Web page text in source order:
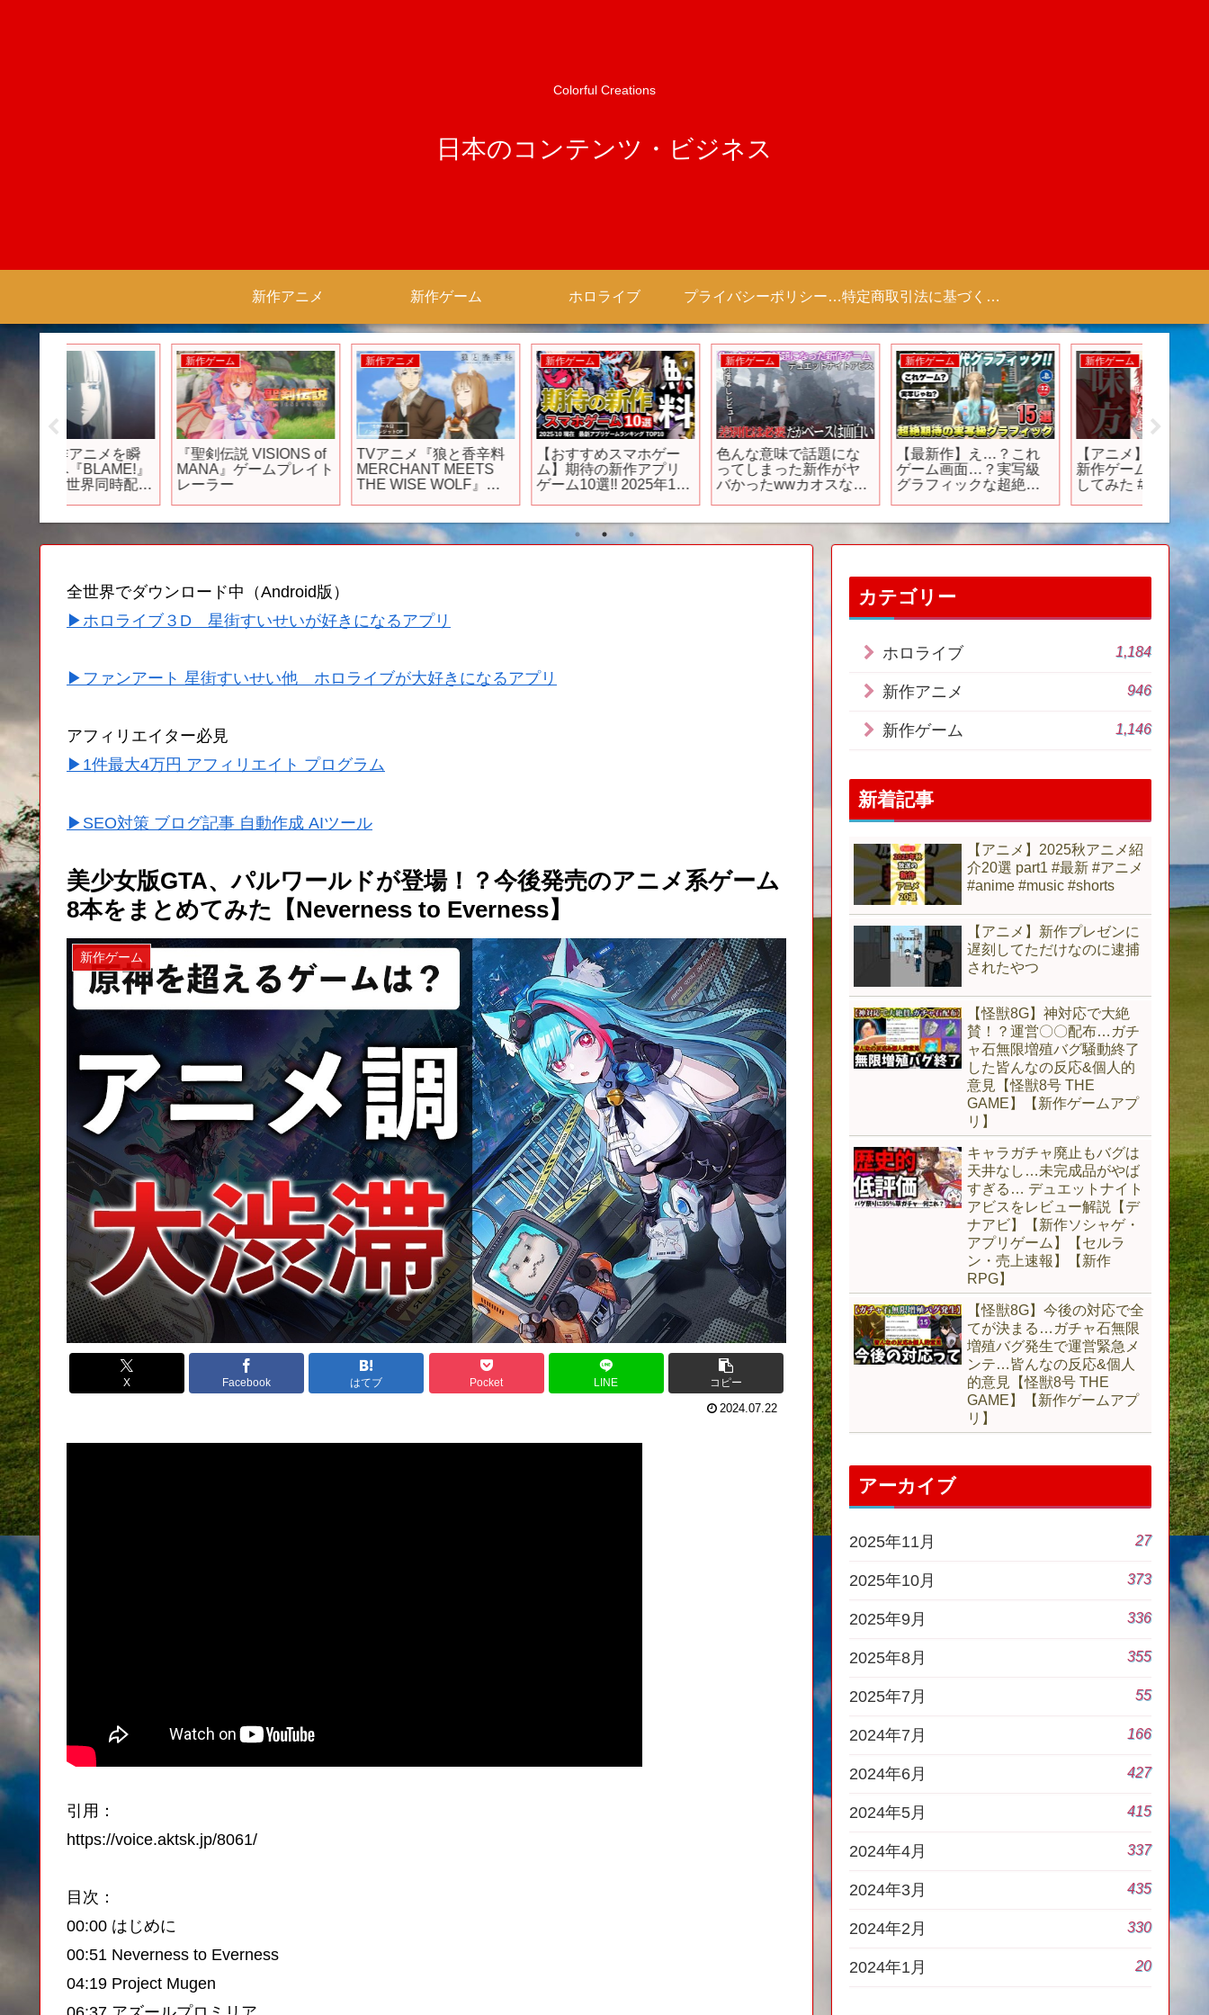
Colorful Creations
日本のコンテンツ・ビジネス
新作アニメ 新作ゲーム ホロライブ プライバシーポリシー 【Colorful Creation】 特定商取引法に基づく表記（商取引に関する開示）
新作ゲーム
『聖剣伝説 VISIONS of
MANA』ゲームプレイト
レーラー
新作アニメ
TVアニメ『狼と香辛料
MERCHANT MEETS
THE WISE WOLF』ノ
～ ON AIR
新作ゲーム
【おすすめスマホゲー
ム】期待の新作アプリ
ゲーム10選!! 2025年10
シャゲ
新作ゲーム
色んな意味で話題にな
ってしまった新作がヤ
バかったwwカオスな内
なれるポテンシャルは
あるかも…?【デュエッ
新作ゲーム
【最新作】え…？これ
ゲーム画面…？実写級
グラフィックな超絶期
介】【おすすめゲー
ム】【PS4/PS5
２/XSX/STEAM】
新作ゲーム
【アニメ】本人の前で
新作ゲームの〇〇〇流
してみた #shorts #asmr
【おす
全世界でダウンロード中（Android版）
▶ホロライブ３D 星街すいせいが好きになるアプリ
▶ファンアート 星街すいせい他 ホロライブが大好きになるアプリ
アフィリエイター必見
▶1件最大4万円 アフィリエイト プログラム
▶SEO対策 ブログ記事 自動作成 AIツール
美少女版GTA、パルワールドが登場！？今後発売のアニメ系ゲーム
8本をまとめてみた【Neverness to Everness】
新作ゲーム
X Facebook はてブ Pocket LINE コピー
2024.07.22
引用：
https://voice.aktsk.jp/8061/
目次：
00:00 はじめに
00:51 Neverness to Everness
04:19 Project Mugen
カテゴリー
ホロライブ 1,184
新作アニメ 946
新作ゲーム 1,146
新着記事
【アニメ】2025秋アニメ紹
介20選 part1 #最新 #アニメ
#anime #music #shorts
【アニメ】新作プレゼンに
遅刻してただけなのに逮捕
されたやつ
【怪獣8G】神対応で大絶
賛！？運営〇〇配布…ガチ
ャ石無限増殖バグ騒動終了
した皆んなの反応&個人的
意見【怪獣8号 THE
GAME】【新作ゲームアプ
リ】
キャラガチャ廃止もバグは
天井なし…未完成品がやば
すぎる… デュエットナイト
アビスをレビュー解説【デ
ナアビ】【新作ソシャゲ・
アプリゲーム】【セルラ
ン・売上速報】【新作
RPG】
【怪獣8G】今後の対応で全
てが決まる…ガチャ石無限
増殖バグ発生で運営緊急メ
ンテ…皆んなの反応&個人
的意見【怪獣8号 THE
GAME】【新作ゲームアプ
リ】
アーカイブ
2025年11月 27
2025年10月 373
2025年9月 336
2025年8月 355
2025年7月 55
2024年7月 166
2024年6月 427
2024年5月 415
2024年4月 337
2024年3月 435
2024年2月 330
2024年1月 20